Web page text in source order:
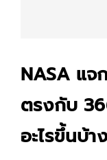
NASA แจ
ตรงกับ
อะไรขึ้นบ้า